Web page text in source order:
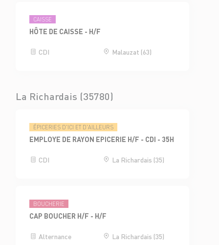
CAISSE
HÔTE DE CAISSE - H/F
CDI Malauzat (63)
La Richardais (35780)
ÉPICERIES D'ICI ET D'AILLEURS
EMPLOYE DE RAYON EPICERIE H/F - CDI - 35H
CDI La Richardais (35)
BOUCHERIE
CAP BOUCHER H/F - H/F
Alternance La Richardais (35)